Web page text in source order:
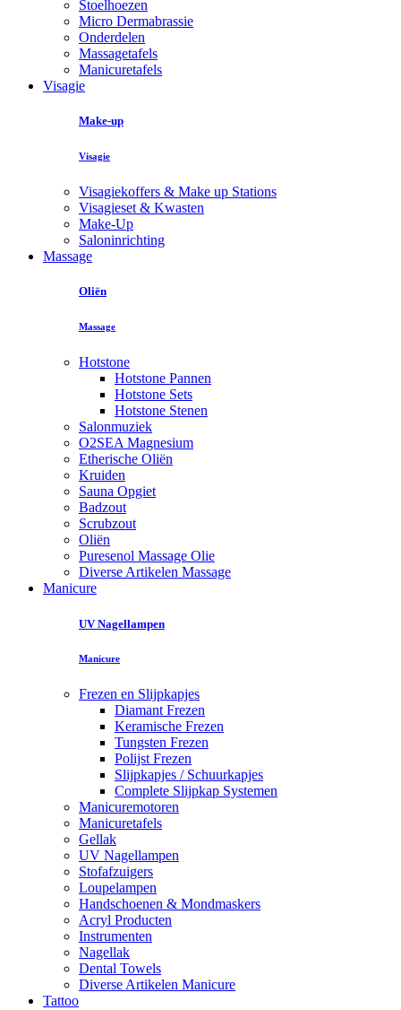
Stoelhoezen
Micro Dermabrassie
Onderdelen
Massagetafels
Manicuretafels
Visagie
Make-up
Visagie
Visagiekoffers & Make up Stations
Visagieset & Kwasten
Make-Up
Saloninrichting
Massage
Oliën
Massage
Hotstone
Hotstone Pannen
Hotstone Sets
Hotstone Stenen
Salonmuziek
O2SEA Magnesium
Etherische Oliën
Kruiden
Sauna Opgiet
Badzout
Scrubzout
Oliën
Puresenol Massage Olie
Diverse Artikelen Massage
Manicure
UV Nagellampen
Manicure
Frezen en Slijpkapjes
Diamant Frezen
Keramische Frezen
Tungsten Frezen
Polijst Frezen
Slijpkapjes / Schuurkapjes
Complete Slijpkap Systemen
Manicuremotoren
Manicuretafels
Gellak
UV Nagellampen
Stofafzuigers
Loupelampen
Handschoenen & Mondmaskers
Acryl Producten
Instrumenten
Nagellak
Dental Towels
Diverse Artikelen Manicure
Tattoo